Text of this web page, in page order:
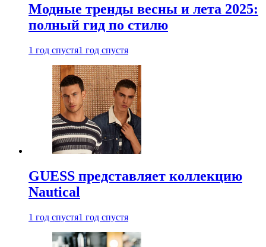
Модные тренды весны и лета 2025:
полный гид по стилю
1 год спустя1 год спустя
GUESS представляет коллекцию
Nautical
1 год спустя1 год спустя